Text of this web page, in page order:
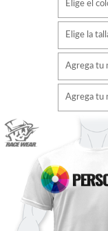
Elige el
Elige la
Agrega tu
Color de
Color de
Agrega tu
Color de
Color de